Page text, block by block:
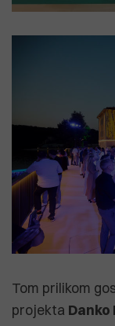
Tom prilikom
projekta Danko